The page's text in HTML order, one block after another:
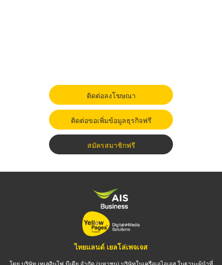
ติดต่อลงโฆษณา
ติดต่อขอเพิ่มข้อมูลธุรกิจฟรี
สมัครสมาชิกฟรี
ไทยแลนด์ เยลโล่เพจเจส